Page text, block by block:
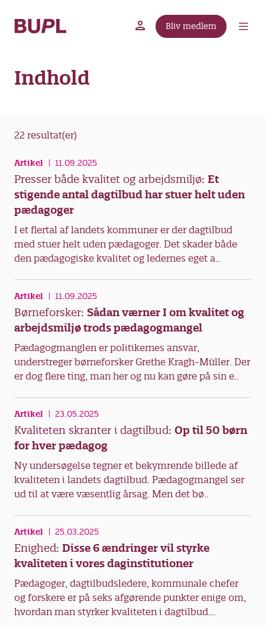
Bliv medlem
Indhold
22 resultat(er)
Artikel 11.09.2025
Presser både kvalitet og arbejdsmiljø: Et
stigende antal dagtilbud har stuer helt uden
pædagoger
I et flertal af landets kommuner er der dagtilbud
med stuer helt uden pædagoger. Det skader både
den pædagogiske kvalitet og ledernes eget a..
Artikel 11.09.2025
Børneforsker: Sådan værner I om kvalitet og
arbejdsmiljø trods pædagogmangel
Pædagogmanglen er politikernes ansvar,
understreger børneforsker Grethe Kragh-Müller. Der
er dog flere ting, man her og nu kan gøre på sin e..
Artikel 23.05.2025
Kvaliteten skranter i dagtilbud: Op til 50 børn
for hver pædagog
Ny undersøgelse tegner et bekymrende billede af
kvaliteten i landets dagtilbud. Pædagogmangel ser
ud til at være væsentlig årsag. Men det bø..
Artikel 25.03.2025
Enighed: Disse 6 ændringer vil styrke
kvaliteten i vores daginstitutioner
Pædagoger, dagtilbudsledere, kommunale chefer
og forskere er på seks afgørende punkter enige om,
hvordan man styrker kvaliteten i dagtilbud...